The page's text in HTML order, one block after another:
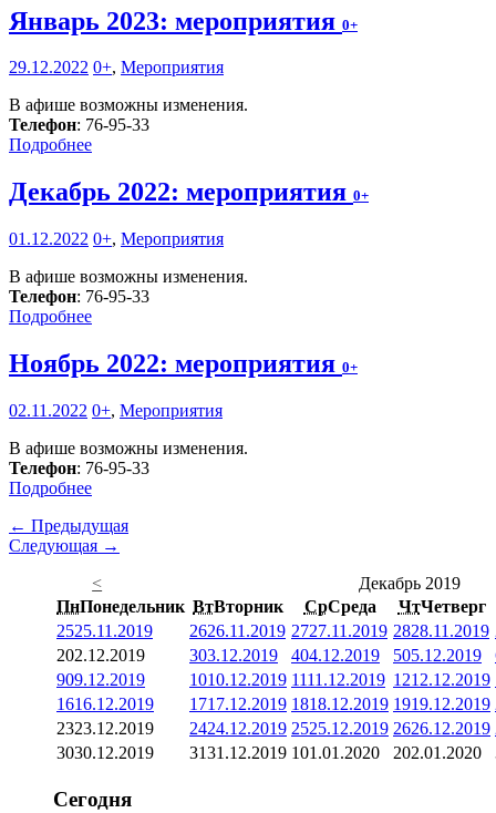
Январь 2023: мероприятия 0+
29.12.2022 0+, Мероприятия
В афише возможны изменения.
Телефон: 76-95-33
Подробнее
Декабрь 2022: мероприятия 0+
01.12.2022 0+, Мероприятия
В афише возможны изменения.
Телефон: 76-95-33
Подробнее
Ноябрь 2022: мероприятия 0+
02.11.2022 0+, Мероприятия
В афише возможны изменения.
Телефон: 76-95-33
Подробнее
← Предыдущая
Следующая →
<
Декабрь 2019
ПнПонедельник ВтВторник СрСреда ЧтЧетверг
2525.11.2019 2626.11.2019 2727.11.2019 2828.11.2019
202.12.2019 303.12.2019 404.12.2019 505.12.2019
909.12.2019 1010.12.2019 1111.12.2019 1212.12.2019
1616.12.2019 1717.12.2019 1818.12.2019 1919.12.2019
2323.12.2019 2424.12.2019 2525.12.2019 2626.12.2019
3030.12.2019 3131.12.2019 101.01.2020 202.01.2020
Сегодня